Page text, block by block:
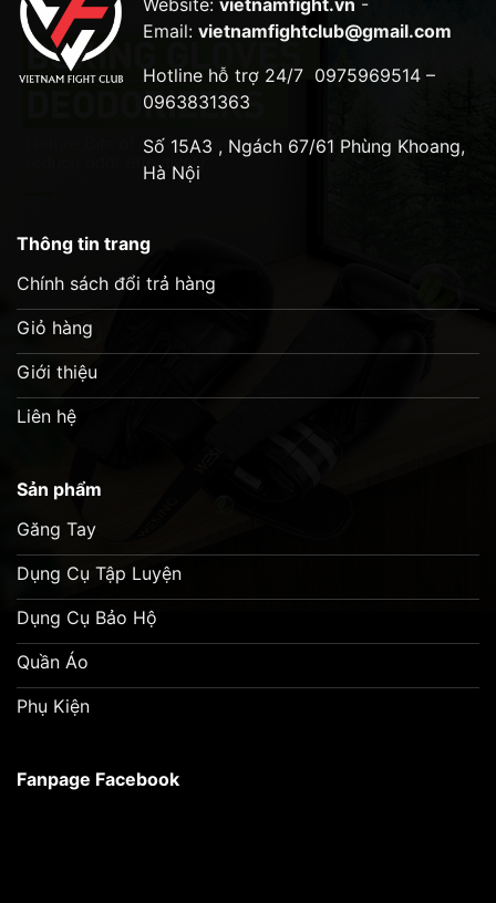
Email: vietnamfightclub@gmail.com
Hotline hỗ trợ 24/7 0975969514 –
0963831363
Số 15A3 , Ngách 67/61 Phùng Khoang,
Hà Nội
Thông tin trang
Chính sách đổi trả hàng
Giỏ hàng
Giới thiệu
Liên hệ
Sản phẩm
Găng Tay
Dụng Cụ Tập Luyện
Dụng Cụ Bảo Hộ
Quần Áo
Phụ Kiện
Fanpage Facebook